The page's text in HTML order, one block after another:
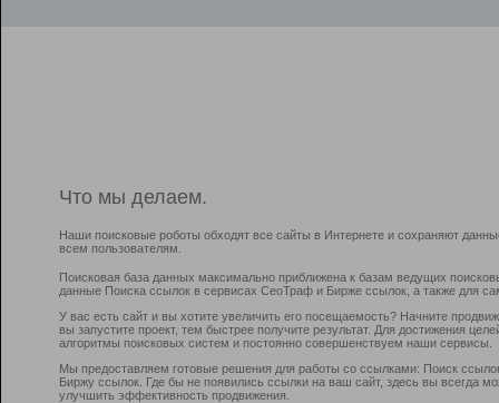
Что мы делаем.
Наши поисковые роботы обходят все сайты в Интернете и сохраняют
всем пользователям.
Поисковая база данных максимально приближена к базам ведущих
данные Поиска ссылок в сервисах СеоТраф и Бирже ссылок, а также для
У вас есть сайт и вы хотите увеличить его посещаемость? Начните
вы запустите проект, тем быстрее получите результат. Для достижения
алгоритмы поисковых систем и постоянно совершенствуем наши сервисы.
Мы предоставляем готовые решения для работы со ссылками: Поиск
Биржу ссылок. Где бы не появились ссылки на ваш сайт, здесь вы всегда
улучшить эффективность продвижения.